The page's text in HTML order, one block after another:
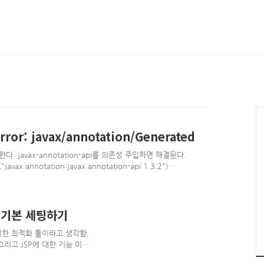
javax/annotation/Generated
. javax-annotation-api를 의존성 주입하면 해결된다.
api:1.3.2")
api:1.3.2") ... }
세팅하기
최적화 툴이라고 생각함.
고 JSP에 대한 기능 미비
지원하면서 빠름, Maven